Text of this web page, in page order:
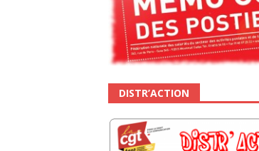
DISTR’ACTION